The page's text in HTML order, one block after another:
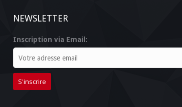
NEWSLETTER
Inscription via Email: